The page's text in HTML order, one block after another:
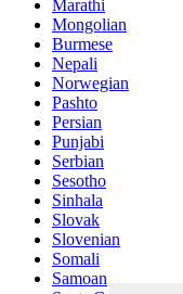
Marathi
Mongolian
Burmese
Nepali
Norwegian
Pashto
Persian
Punjabi
Serbian
Sesotho
Sinhala
Slovak
Slovenian
Somali
Samoan